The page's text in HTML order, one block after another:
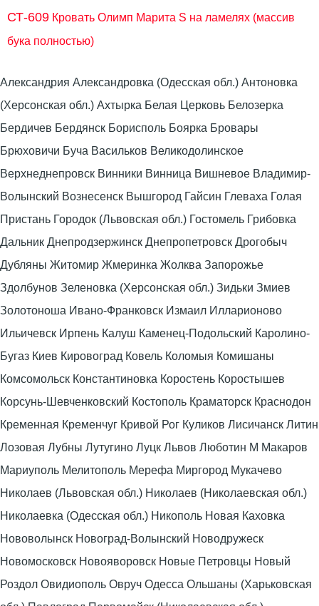
СТ-609 Кровать Олимп Марита S на ламелях (массив
бука полностью)
Александрия Александровка (Одесская обл.) Антоновка
(Херсонская обл.) Ахтырка Белая Церковь Белозерка
Бердичев Бердянск Борисполь Боярка Бровары
Брюховичи Буча Васильков Великодолинское
Верхнеднепровск Винники Винница Вишневое Владимир-
Волынский Вознесенск Вышгород Гайсин Глеваха Голая
Пристань Городок (Львовская обл.) Гостомель Грибовка
Дальник Днепродзержинск Днепропетровск Дрогобыч
Дубляны Житомир Жмеринка Жолква Запорожье
Здолбунов Зеленовка (Херсонская обл.) Зидьки Змиев
Золотоноша Ивано-Франковск Измаил Илларионово
Ильичевск Ирпень Калуш Каменец-Подольский Каролино-
Бугаз Киев Кировоград Ковель Коломыя Комишаны
Комсомольск Константиновка Коростень Коростышев
Корсунь-Шевченковский Костополь Краматорск Краснодон
Кременная Кременчуг Кривой Рог Куликов Лисичанск Литин
Лозовая Лубны Лутугино Луцк Львов Люботин М Макаров
Мариуполь Мелитополь Мерефа Миргород Мукачево
Николаев (Львовская обл.) Николаев (Николаевская обл.)
Николаевка (Одесская обл.) Никополь Новая Каховка
Нововолынск Новоград-Волынский Новодружеск
Новомосковск Новояворовск Новые Петровцы Новый
Роздол Овидиополь Овруч Одесса Ольшаны (Харьковская